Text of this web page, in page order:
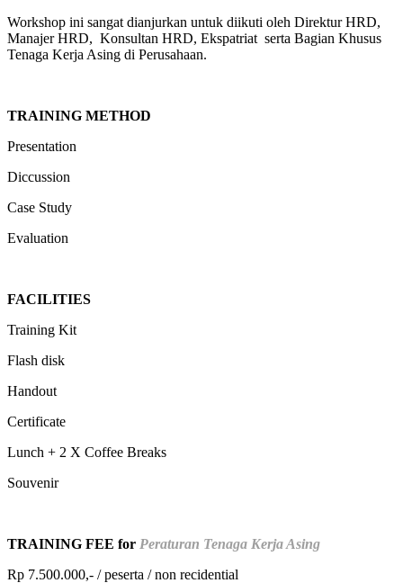
Workshop ini sangat dianjurkan untuk diikuti oleh Direktur HRD,
Manajer HRD, Konsultan HRD, Ekspatriat serta Bagian Khusus
Tenaga Kerja Asing di Perusahaan.
TRAINING METHOD
Presentation
Diccussion
Case Study
Evaluation
FACILITIES
Training Kit
Flash disk
Handout
Certificate
Lunch + 2 X Coffee Breaks
Souvenir
TRAINING FEE for Peraturan Tenaga Kerja Asing
Rp 7.500.000,- / peserta / non recidential